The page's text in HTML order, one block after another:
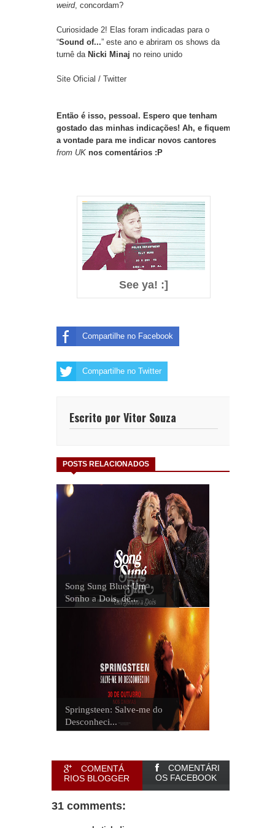
weird, concordam?
Curiosidade 2! Elas foram indicadas para o
“Sound of...” este ano e abriram os shows da
turnê da Nicki Minaj no reino unido
Site Oficial / Twitter
Então é isso, pessoal. Espero que tenham
gostado das minhas indicações! Ah, e fiquem
a vontade para me indicar novos cantores
from UK nos comentários :P
See ya! :]
Compartilhe no Facebook
Compartilhe no Twitter
Escrito por Vitor Souza
POSTS RELACIONADOS
Song Sung Blue: Um
Sonho a Dois, de...
Springsteen: Salve-me do
Desconheci...
COMENTÁ
RIOS BLOGGER
COMENTÁRI
OS FACEBOOK
31 comments: